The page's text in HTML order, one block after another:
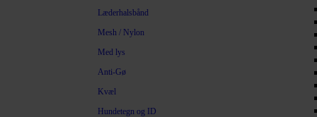
Læderhalsbånd
Mesh / Nylon
Med lys
Anti-Gø
Kvæl
Hundetegn og ID